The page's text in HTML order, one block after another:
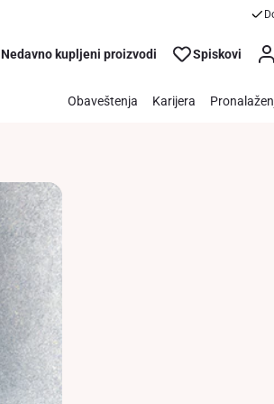
Nedavno kupljeni proizvodi Spiskovi
Obaveštenja Karijera